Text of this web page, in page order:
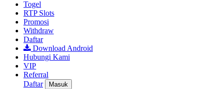
Togel
RTP Slots
Promosi
Withdraw
Daftar
Download Android
Hubungi Kami
VIP
Referral
Daftar
Masuk